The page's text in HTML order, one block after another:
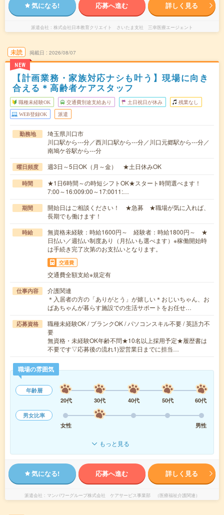
気になる! 応募へ進む 詳しく見る
派遣会社 株式会社日本教育クリエイト さいたま支社 三幸医療エージェント
未読
NEW
掲載日 2026/08/07
【計画業務・家族対応ナシも叶う】現場に向き
合える＊高齢者ケアスタッフ
職種未経験OK 交通費別途支給あり 土日祝日が休み 残業なし
WEB登録OK 派遣
勤務地
埼玉県川口市
川口駅から---分／西川口駅から---分／川口元郷駅から---分／
南鳩ケ谷駅から---分
曜日頻度 週3日～5日OK（月～金） ★土日休みOK
時間
★1日6時間～の時短シフトOK★スタート時間選べます！
7:00～16:009:00～17:0011:…
期間
開始日はご相談ください！ ★急募 ★職場が気に入れば、
長期でも働けます！
時給
無資格未経験：時給1600円～ 経験者：時給1800円～ ★
日払い／週払い制度あり（月払いも選べます）※稼働開始時
は手続き完了次第のお支払いとなります。
交通費
交通費全額支給※規定有
仕事内容
介護関連
＊入居者の方の「ありがとう」が嬉しい＊おじいちゃん、お
ばあちゃんが暮らす施設での生活サポートをお任せ…
応募資格
職種未経験OK / ブランクOK / パソコンスキル不要 / 英語力不
要
無資格・未経験OK年齢不問★10名以上採用予定★履歴書は
不要です▽応募後の流れ1)翌営業日までに担当…
職場の雰囲気
年齢層
20代
30代 40代 50代
60代
男女比率
女性
男性
もっと見る
気になる! 応募へ進む 詳しく見る
派遣会社 マンパワーグループ株式会社 ケアサービス事業部 （医療福祉介護関連）